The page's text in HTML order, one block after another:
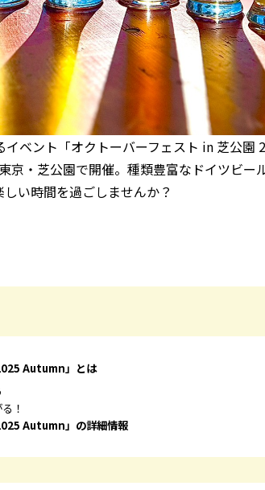
ベント「オクトーバーフェスト in 芝公
京・芝公園で開催。種類豊富なドイツビー
い時間を過ごしませんか？
Autumn」とは
！
Autumn」の詳細情報